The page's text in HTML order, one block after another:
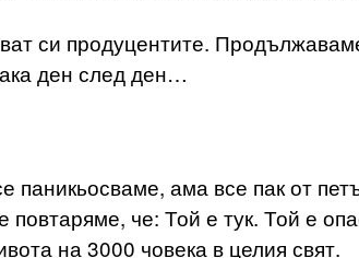
си продуцентите.
ден след ден…
паникьосваме, ама все пак от
повтаряме, че: Той е тук. Той е
на 3000 човека в целия свят.